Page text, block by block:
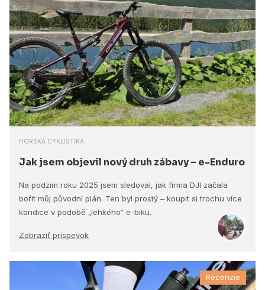
HORSKÁ CYKLISTIKA
Jak jsem objevil nový druh zábavy – e-Enduro
Na podzim roku 2025 jsem sledoval, jak firma DJI začala
bořit můj původní plán. Ten byl prostý – koupit si trochu více
kondice v podobě „lehkého“ e-biku.
Zobraziť príspevok
Recenzie